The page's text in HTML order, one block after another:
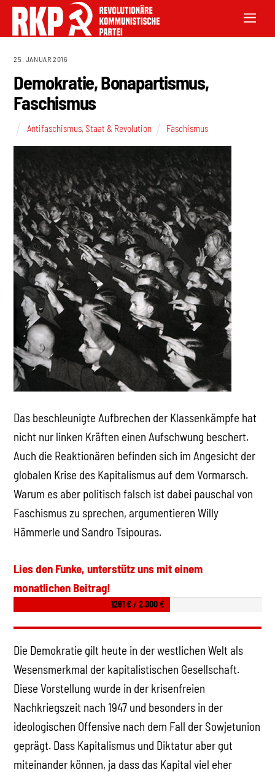
25. JANUAR 2016
Demokratie, Bonapartismus,
Faschismus
Antifaschismus, Staat & Revolution Faschismus
Das beschleunigte Aufbrechen der Klassenkämpfe hat
nicht nur linken Kräften einen Aufschwung beschert.
Auch die Reaktionären befinden sich im Angesicht der
globalen Krise des Kapitalismus auf dem Vormarsch.
Warum es aber politisch falsch ist dabei pauschal von
Faschismus zu sprechen, argumentieren Willy
Hämmerle und Sandro Tsipouras.
Lies den Funke, unterstütz uns mit einem
monatlichen Beitrag!
1261 € / 2.000 €
Die Demokratie gilt heute in der westlichen Welt als
Wesensmerkmal der kapitalistischen Gesellschaft.
Diese Vorstellung wurde in der krisenfreien
Nachkriegszeit nach 1947 und besonders in der
ideologischen Offensive nach dem Fall der Sowjetunion
geprägt. Dass Kapitalismus und Diktatur aber gut
miteinander können, ja dass das Kapital viel eher